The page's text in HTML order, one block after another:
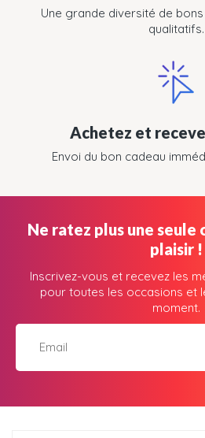
Une grande diversité de
qualitatifs.
Achetez et
Envoi du bon cadeau
Ne ratez plus une seule
plaisir !
Inscrivez-vous et recevez les
pour toutes les occasions et
moment.